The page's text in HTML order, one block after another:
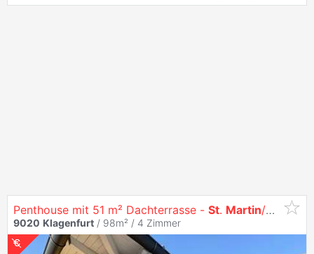
Penthouse mit 51 m² Dachterrasse - St. Martin/Kreuzbergl Provisionsfrei
9020 Klagenfurt / 98m² / 4 Zimmer